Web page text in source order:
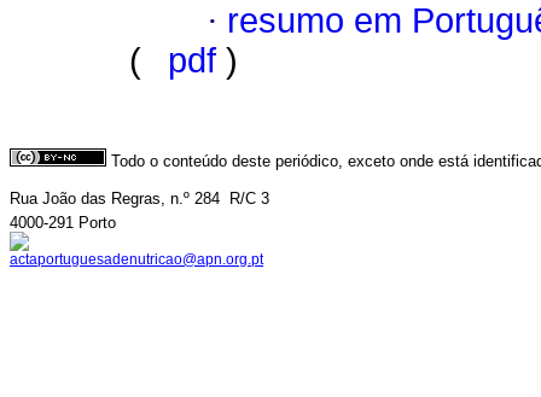
· resumo em
(
pdf )
Todo o conteúdo deste periódico, exceto onde está
Rua João das Regras, n.º 284  R/C 3
4000-291 Porto
actaportuguesadenutricao@apn.org.pt